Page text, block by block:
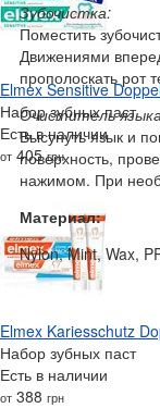
Зубочистка:
Поместить
Движениями
прополоскать рот
Очиститель
Высунуть язык и
поверхность,
нажимом. При
Материал:
Nylon, Mint, Wax,
Elmex Sensitive
Набор зубных паст
Есть в наличии
от 405грн
Elmex Kariesschutz
Набор зубных паст
Есть в наличии
от 388 грн